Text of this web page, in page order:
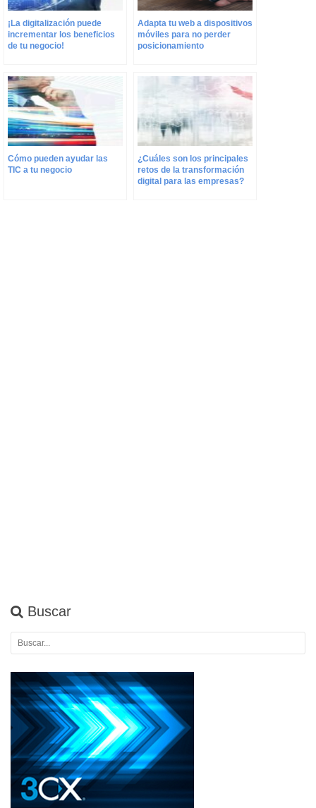
¡La digitalización puede
incrementar los beneficios
de tu negocio!
Adapta tu web a dispositivos
móviles para no perder
posicionamiento
Cómo pueden ayudar las
TIC a tu negocio
¿Cuáles son los principales
retos de la transformación
digital para las empresas?
Buscar